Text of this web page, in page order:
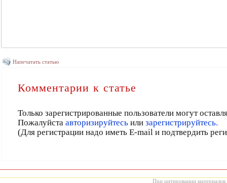
Напечатать статью
Комментарии к статье
Только зарегистрированные пользователи могут
Пожалуйста авторизируйтесьили зарегистрируйтесь.
(Для регистрации надо иметь E-mail и подтвердить
При цитировании материалов